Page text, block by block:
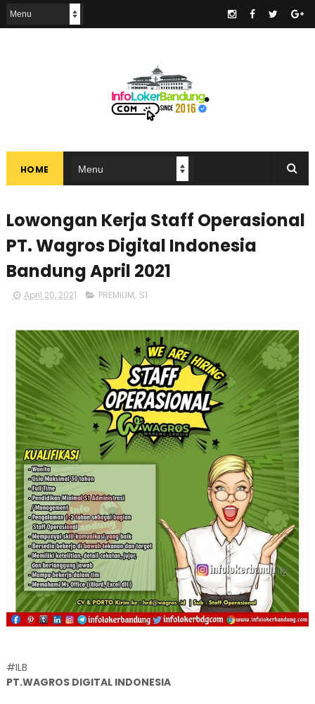
HOME
Lowongan Kerja Staff Operasional
PT. Wagros Digital Indonesia
Bandung April 2021
April 20, 2021 PREMIUM, S1
#ILB
PT.WAGROS DIGITAL INDONESIA